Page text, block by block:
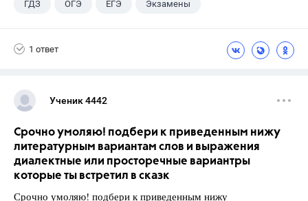
ГДЗ ОГЭ ЕГЭ Экзамены
1 ответ
Ученик 4442
Срочно умоляю! подбери к приведенным нижу
литературным вариантам слов и выражения
диалектные или просторечные вариантры
которые ты встретил в сказк
Срочно умоляю! подбери к приведенным нижу